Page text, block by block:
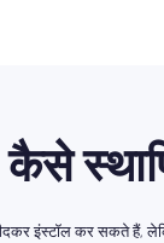
इंस्टॉल कर सकते हैं,